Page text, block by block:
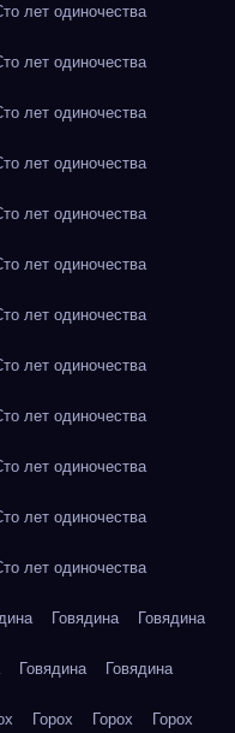
лет одиночества
лет одиночества
лет одиночества
лет одиночества
лет одиночества
лет одиночества
лет одиночества
лет одиночества
лет одиночества
лет одиночества
лет одиночества
лет одиночества
Говядина Говядина
Говядина Говядина
Горох Горох Горох